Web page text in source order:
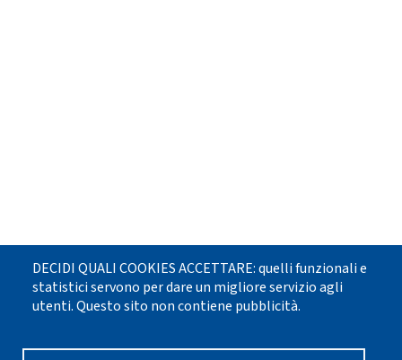
DECIDI QUALI COOKIES ACCETTARE: quelli funzionali e
statistici servono per dare un migliore servizio agli
utenti. Questo sito non contiene pubblicità.